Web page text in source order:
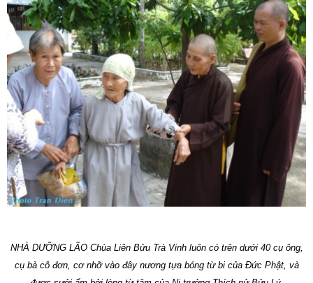
NHÀ DƯỠNG LÃO Chùa Liên Bửu Trà Vinh luôn có trên dưới 40 cụ ông,
cụ bà cô đơn, cơ nhỡ vào đây nương tựa bóng từ bi của Đức Phật, và